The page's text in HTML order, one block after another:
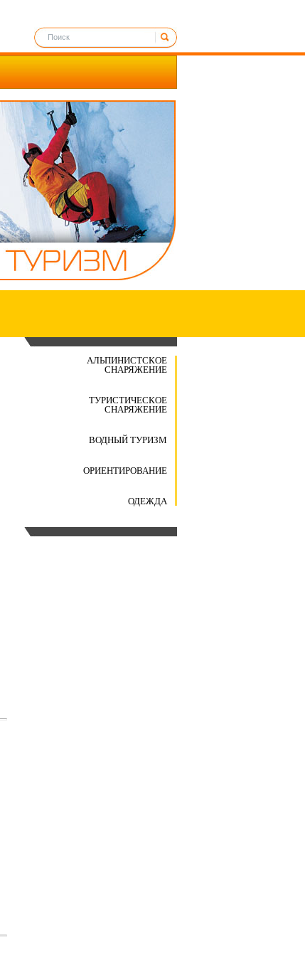
АЛЬПИНИСТСКОЕ
СНАРЯЖЕНИЕ
ТУРИСТИЧЕСКОЕ
СНАРЯЖЕНИЕ
ВОДНЫЙ ТУРИЗМ
ОРИЕНТИРОВАНИЕ
ОДЕЖДА